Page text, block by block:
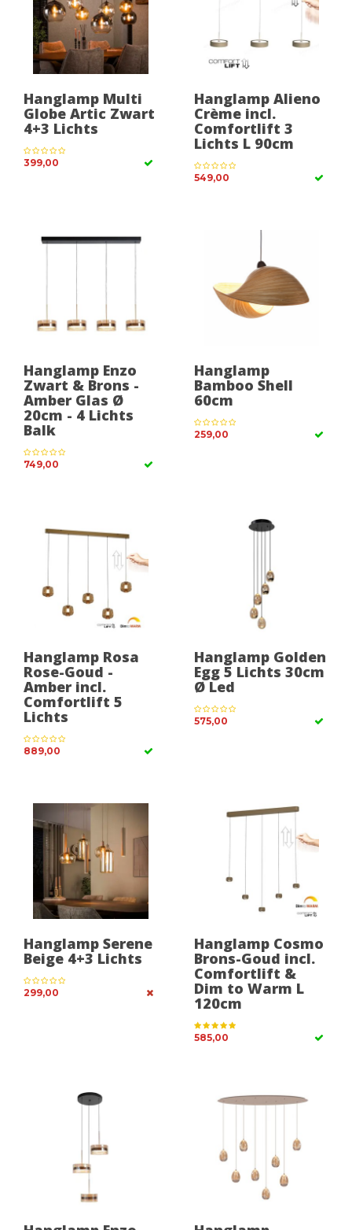
Hanglamp Multi
Globe Artic Zwart
4+3 Lichts
399,00
Hanglamp Alieno
Crème incl.
Comfortlift 3
Lichts L 90cm
549,00
Hanglamp Enzo
Zwart & Brons -
Amber Glas Ø
20cm - 4 Lichts
Balk
749,00
Hanglamp
Bamboo Shell
60cm
259,00
Hanglamp Rosa
Rose-Goud -
Amber incl.
Comfortlift 5
Lichts
889,00
Hanglamp Golden
Egg 5 Lichts 30cm
Ø Led
575,00
Hanglamp Serene
Beige 4+3 Lichts
299,00
Hanglamp Cosmo
Brons-Goud incl.
Comfortlift &
Dim to Warm L
120cm
585,00